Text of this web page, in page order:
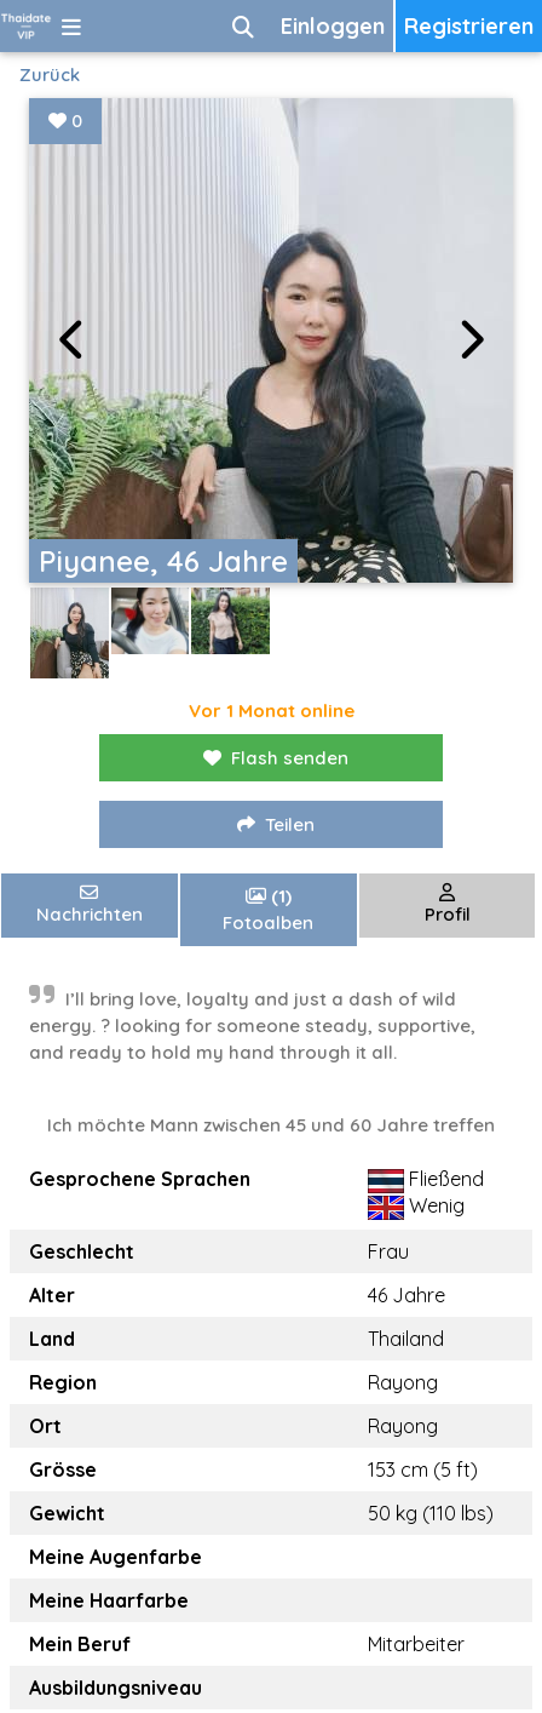
Registrieren
Einloggen
Zurück
Piyanee, 46 Jahre
0
Vor 1 Monat online
Flash senden
Teilen
Nachrichten
(1)
Fotoalben
Profil
I’ll bring love, loyalty and just a dash of wild
energy. ? looking for someone steady, supportive,
and ready to hold my hand through it all.
Ich möchte Mann zwischen 45 und 60 Jahre treffen
Gesprochene Sprachen
Fließend
Wenig
Geschlecht
Frau
Alter
46 Jahre
Land
Thailand
Region
Rayong
Ort
Rayong
Grösse
153 cm (5 ft)
Gewicht
50 kg (110 lbs)
Meine Augenfarbe
Meine Haarfarbe
Mein Beruf
Mitarbeiter
Ausbildungsniveau